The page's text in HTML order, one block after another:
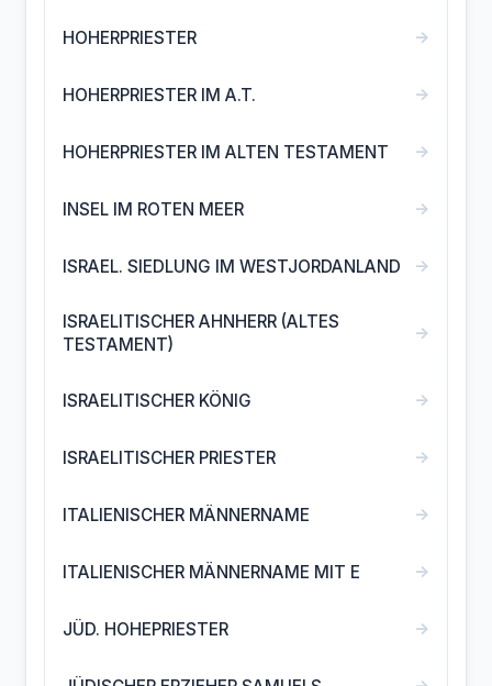
HOHERPRIESTER →
HOHERPRIESTER IM A.T. →
HOHERPRIESTER IM ALTEN TESTAMENT →
INSEL IM ROTEN MEER →
ISRAEL. SIEDLUNG IM WESTJORDANLAND →
ISRAELITISCHER AHNHERR (ALTES
TESTAMENT)
→
ISRAELITISCHER KÖNIG →
ISRAELITISCHER PRIESTER →
ITALIENISCHER MÄNNERNAME →
ITALIENISCHER MÄNNERNAME MIT E →
JÜD. HOHEPRIESTER →